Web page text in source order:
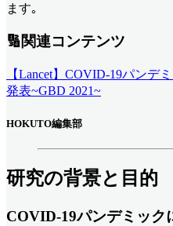
ます｡
🔢関連コンテンツ
【Lancet】COVID-19パンデ
発表~GBD 2021~
HOKUTO編集部
研究の背景と目的
COVID-19パンデミック